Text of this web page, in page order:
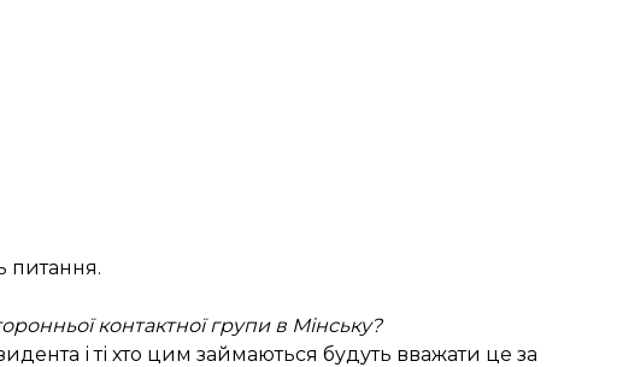
питання.
контактної групи в Мінську?
і ті хто цим займаються будуть вважати це за